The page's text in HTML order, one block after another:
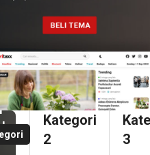
Kategori
2
3